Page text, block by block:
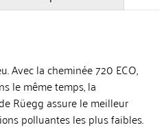
Avec la cheminée 720 ECO,
le même temps, la
Rüegg assure le meilleur
polluantes les plus faibles.